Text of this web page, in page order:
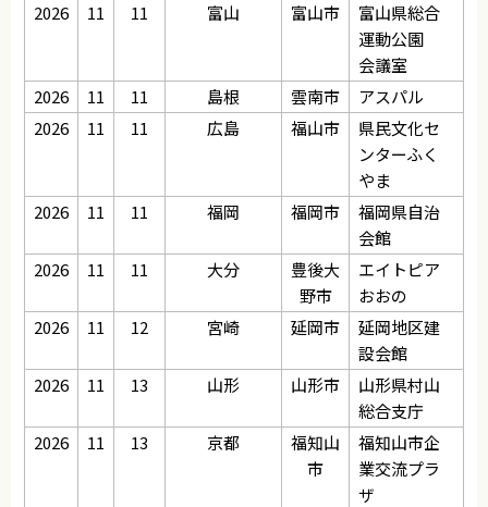
2026
11 11 富山 富山市
富山県総合
運動公園
会議室
2026
11 11 島根 雲南市
アスパル
2026
11 11 広島 福山市
県民文化セ
ンターふく
やま
2026
11 11 福岡 福岡市
福岡県自治
会館
2026
11 11 大分
豊後大
野市
エイトピア
おおの
2026
11 12 宮崎 延岡市
延岡地区建
設会館
2026
11 13 山形 山形市
山形県村山
総合支庁
2026
11 13 京都
福知山
市
福知山市企
業交流プラ
ザ